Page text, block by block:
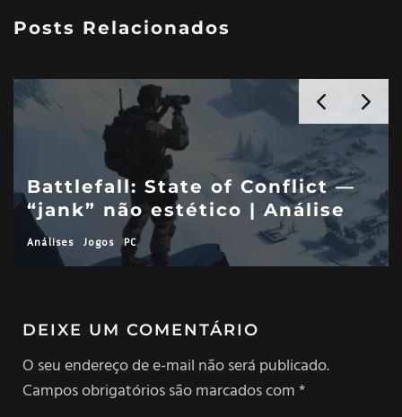
Posts Relacionados
Command & Conquer: Red
Alert — refinamentos de outra
linha do tempo
Análises Jogos
DEIXE UM COMENTÁRIO
O seu endereço de e-mail não será publicado.
Campos obrigatórios são marcados com*